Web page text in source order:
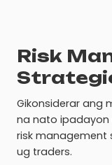
Risk
Gikonsiderar ang
na nato
risk management
ug traders.